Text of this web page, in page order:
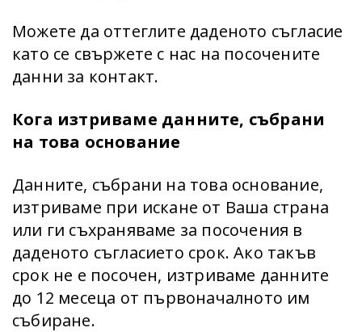
Можете да оттеглите даденото съгласие
като се свържете с нас на посочените
данни за контакт.
Кога изтриваме данните, събрани
на това основание
Данните, събрани на това основание,
изтриваме при искане от Ваша страна
или ги съхраняваме за посочения в
даденото съгласието срок. Ако такъв
срок не е посочен, изтриваме данните
до 12 месеца от първоначалното им
събиране.